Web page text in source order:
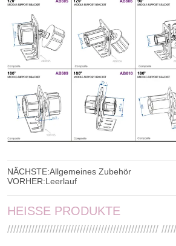
NÄCHSTE:Allgemeines Zubehör
VORHER:Leerlauf
HEISSE PRODUKTE
//////////////////////////////////////////////////